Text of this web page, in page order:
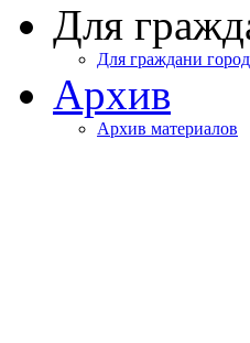
Для
Для граждани
Архив
Архив материалов